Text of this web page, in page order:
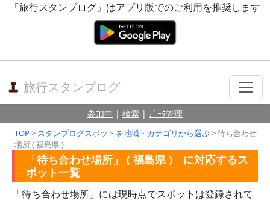
「旅行スタンプログ」はアプリ版でのご利用を推奨します
旅行スタンプログ
参加中 | 検索 | ﾃﾞｰﾀ管理
TOP> スタンプログスポットを地域・カテゴリから選ぶ> 待ち合わせ
場所 ( 福島県 )
「待ち合わせ場所」 ( 福島県 ) に対応するス
ポット一覧
「待ち合わせ場所」には現時点でスポットは登録されて